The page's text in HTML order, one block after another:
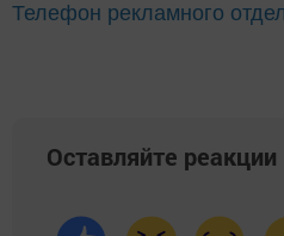
Телефон рекламного
Оставляйте реакции